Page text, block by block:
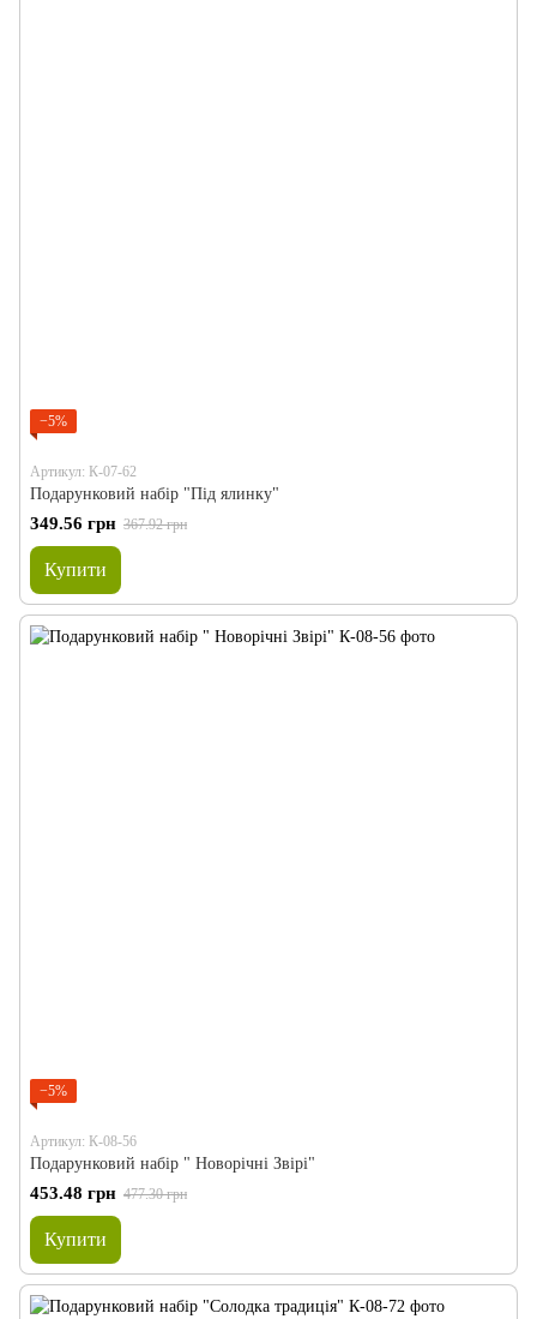
−5%
Артикул: К-07-62
Подарунковий набір "Під ялинку"
349.56 грн 367.92 грн
Купити
−5%
Артикул: К-08-56
Подарунковий набір " Новорічні Звірі"
453.48 грн 477.30 грн
Купити